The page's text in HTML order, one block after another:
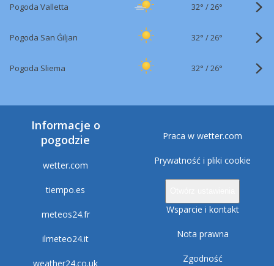
Pogoda Valletta 32° /26°
Pogoda San Ġiljan 32° /26°
Pogoda Sliema 32° /26°
Informacje o
pogodzie
wetter.com
tiempo.es
meteos24.fr
ilmeteo24.it
weather24.co.uk
Praca w wetter.com
Prywatność i pliki cookie
Wsparcie i kontakt
Nota prawna
Zgodność